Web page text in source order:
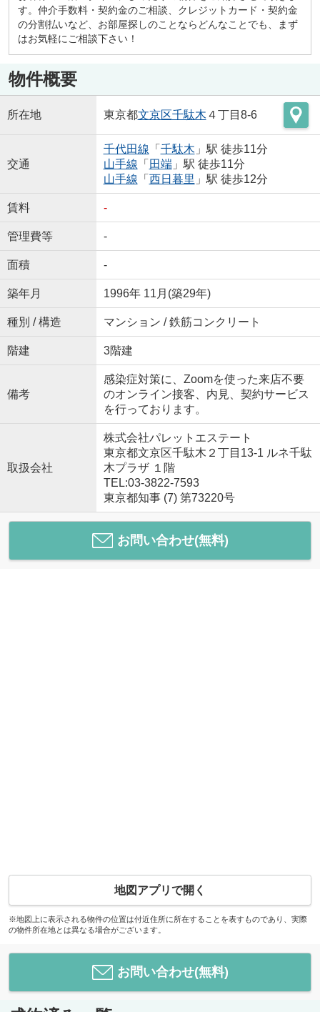
す。仲介手数料・契約金のご相談、クレジットカード・契約金
の分割払いなど、お部屋探しのことならどんなことでも、まず
はお気軽にご相談下さい！
物件概要
所在地 東京都文京区千駄木 ４丁目8-6
交通
千代田線 「 千駄木 」駅 徒歩11分
山手線 「 田端」駅 徒歩11分
山手線 「 西日暮里 」駅 徒歩12分
賃料 -
管理費等 -
面積 -
築年月 1996年 11月(築29年)
種別 / 構造 マンション / 鉄筋コンクリート
階建 3階建
備考
感染症対策に、Zoomを使った来店不要
のオンライン接客、内見、契約サービス
を行っております。
取扱会社
株式会社パレットエステート
東京都文京区千駄木２丁目13-1 ルネ千駄
木プラザ １階
TEL:03-3822-7593
東京都知事 (7) 第73220号
お問い合わせ(無料)
地図アプリで開く
※地図上に表示される物件の位置は付近住所に所在することを表すものであり、実際
の物件所在地とは異なる場合がございます。
お問い合わせ(無料)